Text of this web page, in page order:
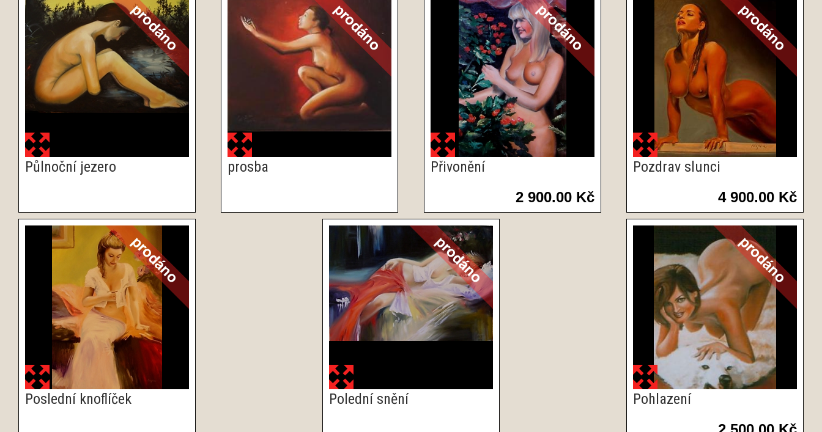
Půlnoční jezero prosba Přivonění
2 900.00 Kč
Pozdrav slunci
4 900.00 Kč
Poslední knoflíček Polední snění Pohlazení